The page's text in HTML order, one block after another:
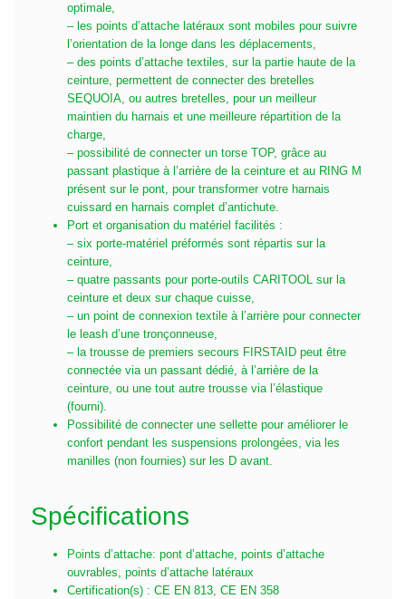
optimale,
– les points d’attache latéraux sont mobiles pour suivre
l’orientation de la longe dans les déplacements,
– des points d’attache textiles, sur la partie haute de la
ceinture, permettent de connecter des bretelles
SEQUOIA, ou autres bretelles, pour un meilleur
maintien du harnais et une meilleure répartition de la
charge,
– possibilité de connecter un torse TOP, grâce au
passant plastique à l’arrière de la ceinture et au RING M
présent sur le pont, pour transformer votre harnais
cuissard en harnais complet d’antichute.
Port et organisation du matériel facilités :
– six porte-matériel préformés sont répartis sur la
ceinture,
– quatre passants pour porte-outils CARITOOL sur la
ceinture et deux sur chaque cuisse,
– un point de connexion textile à l’arrière pour connecter
le leash d’une tronçonneuse,
– la trousse de premiers secours FIRSTAID peut être
connectée via un passant dédié, à l’arrière de la
ceinture, ou une tout autre trousse via l’élastique
(fourni).
Possibilité de connecter une sellette pour améliorer le
confort pendant les suspensions prolongées, via les
manilles (non fournies) sur les D avant.
Spécifications
Points d’attache: pont d’attache, points d’attache
ouvrables, points d’attache latéraux
Certification(s) : CE EN 813, CE EN 358